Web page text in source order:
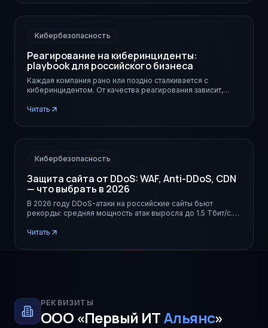
Кибербезопасность
Реагирование на киберинциденты:
playbook для российского бизнеса
Каждая компания рано или поздно сталкивается с
киберинцидентом. От качества реагирования зависит,
структуру playbook по NIST с учётом российской
Читать
Кибербезопасность
Защита сайта от DDoS: WAF, Anti-DDoS, CDN
— что выбрать в 2026
В 2026 году DDoS-атаки на российские сайты бьют
рекорды: средняя мощность атак выросла до 1.5 Тбит/с.
WAF, Anti-DDoS и CDN.
Читать
РЕКВИЗИТЫ
ООО «Первый ИТАльянс»